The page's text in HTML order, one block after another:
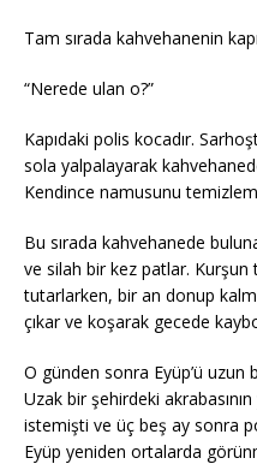
Tam sırada kahvehanenin
“Nerede ulan o?”
Kapıdaki polis kocadır.
sola yalpalayarak
Kendince namusunu
Bu sırada kahvehanede
ve silah bir kez patlar. Kurşun
tutarlarken, bir an donup
çıkar ve koşarak gecede
O günden sonra Eyüp’ü
Uzak bir şehirdeki
istemişti ve üç beş ay sonra
Eyüp yeniden ortalarda